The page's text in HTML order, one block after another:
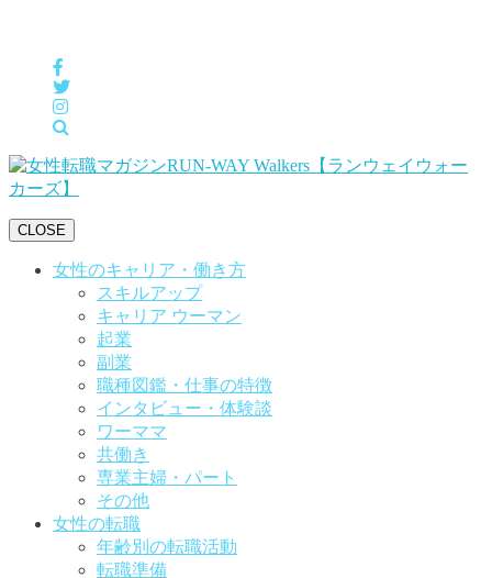
CLOSE
女性のキャリア・働き方
スキルアップ
キャリア ウーマン
起業
副業
職種図鑑・仕事の特徴
インタビュー・体験談
ワーママ
共働き
専業主婦・パート
その他
女性の転職
年齢別の転職活動
転職準備